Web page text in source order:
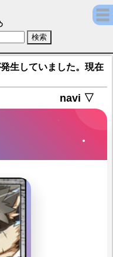
【東京放課後サモナ
生していました。現在
navi ▽